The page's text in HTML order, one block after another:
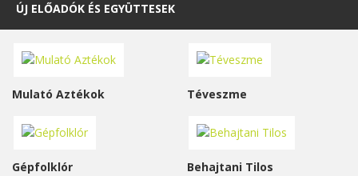
ÚJ ELŐADÓK ÉS EGYÜTTESEK
Mulató Aztékok Téveszme
Gépfolklór Behajtani Tilos